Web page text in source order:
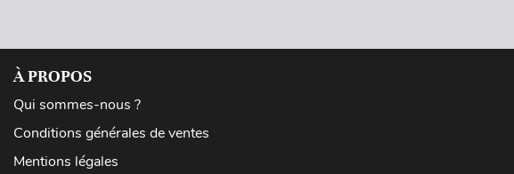
À PROPOS
Qui sommes-nous ?
Conditions générales de ventes
Mentions légales